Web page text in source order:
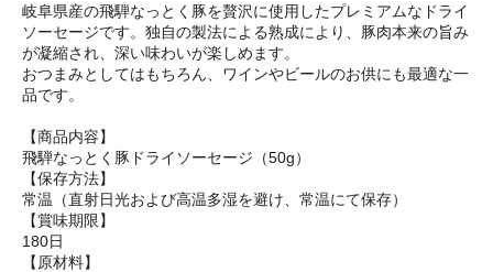
岐阜県産の飛騨なっとく豚を贅沢に使用したプレミアムなドライ
ソーセージです。独自の製法による熟成により、豚肉本来の旨み
が凝縮され、深い味わいが楽しめます。
おつまみとしてはもちろん、ワインやビールのお供にも最適な一
品です。
【商品内容】
飛騨なっとく豚ドライソーセージ（50g）
【保存方法】
常温（直射日光および高温多湿を避け、常温にて保存）
【賞味期限】
180日
【原材料】